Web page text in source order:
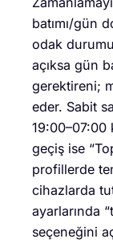
batımı/gün
odak
açıksa gün
gerektireni;
eder. Sabit
19:00–07:00
geçiş ise
profillerde
cihazlarda
ayarlarında
seçeneğini